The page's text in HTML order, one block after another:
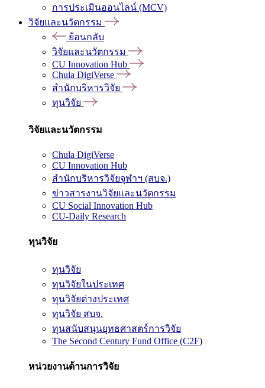
การประเมินออนไลน์ (MCV)
วิจัยและนวัตกรรม
ย้อนกลับ
วิจัยและนวัตกรรม
CU Innovation Hub
Chula DigiVerse
สำนักบริหารวิจัย
ทุนวิจัย
วิจัยและนวัตกรรม
Chula DigiVerse
CU Innovation Hub
สำนักบริหารวิจัยจุฬาฯ (สบจ.)
ข่าวสารงานวิจัยและนวัตกรรม
CU Social Innovation Hub
CU-Daily Research
ทุนวิจัย
ทุนวิจัย
ทุนวิจัยในประเทศ
ทุนวิจัยต่างประเทศ
ทุนวิจัย สบจ.
ทุนสนับสนุนยุทธศาสตร์การวิจัย
The Second Century Fund Office (C2F)
หน่วยงานด้านการวิจัย